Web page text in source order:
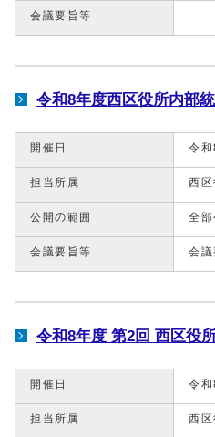
会議要旨等
令和8年度西区役所内部
開催日 令
担当所属 西区
公開の範囲 全部
会議要旨等 会議
令和8年度 第2回 西区役
開催日 令
担当所属 西区